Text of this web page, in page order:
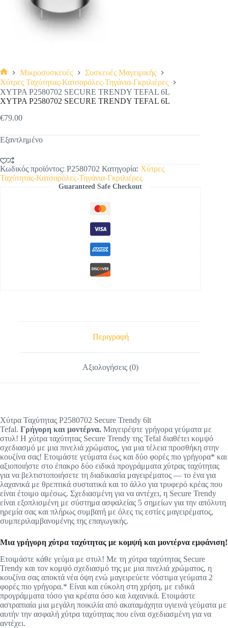
Αρχική
σελίδα
Μικροσυσκευές
Συσκευές Μαγειρικής
Χύτρες Ταχύτητας-Κατσαρόλες-Τηγάνια-Γκριλιέρες
ΧΥΤΡΑ P2580702 SECURE TRENDY TEFAL 6L
ΧΥΤΡΑ P2580702 SECURE TRENDY TEFAL 6L
€79.00
Εξαντλημένο
Κωδικός προϊόντος: P2580702 Κατηγορία: Χύτρες
Ταχύτητας-Κατσαρόλες-Τηγάνια-Γκριλιέρες
Guaranteed Safe Checkout
Περιγραφή
Αξιολογήσεις (0)
Χύτρα Ταχύτητας P2580702 Secure Trendy 6lt
Tefal. Γρήγορη και μοντέρνα. Μαγειρέψτε γρήγορα γεύματα με
στυλ! Η χύτρα ταχύτητας Secure Trendy της Tefal διαθέτει κομψό
σχεδιασμό με μια πινελιά χρώματος, για μια τέλεια προσθήκη στην
κουζίνα σας! Ετοιμάστε γεύματα έως και δύο φορές πιο γρήγορα* και
αξιοποιήστε στο έπακρο δύο ειδικά προγράμματα χύτρας ταχύτητας
για να βελτιστοποιήσετε τη διαδικασία μαγειρέματος — το ένα για
λαχανικά με θρεπτικά συστατικά και το άλλο για τρυφερό κρέας που
είναι έτοιμο αμέσως. Σχεδιασμένη για να αντέχει, η Secure Trendy
είναι εξοπλισμένη με σύστημα ασφαλείας 5 σημείων για την απόλυτη
ηρεμία σας και πλήρως συμβατή με όλες τις εστίες μαγειρέματος,
συμπεριλαμβανομένης της επαγωγικής.
Μια γρήγορη χύτρα ταχύτητας με κομψή και μοντέρνα εμφάνιση!
Ετοιμάστε κάθε γεύμα με στυλ! Με τη χύτρα ταχύτητας Secure
Trendy και τον κομψό σχεδιασμό της με μια πινελιά χρώματος, η
κουζίνα σας αποκτά νέα όψη ενώ μαγειρεύετε νόστιμα γεύματα 2
φορές πιο γρήγορα.* Είναι και εύκολη στη χρήση, με ειδικά
προγράμματα τόσο για κρέατα όσο και λαχανικά. Ετοιμάστε
αστραπιαία μια μεγάλη ποικιλία από ακαταμάχητα υγιεινά γεύματα με
αυτήν την ασφαλή χύτρα ταχύτητας που είναι σχεδιασμένη για να
αντέχει.